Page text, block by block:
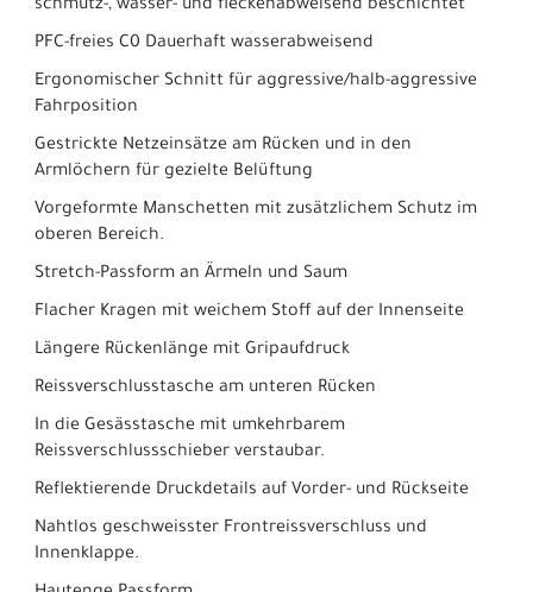
schmutz-, wasser- und fleckenabweisend beschichtet
PFC-freies C0 Dauerhaft wasserabweisend
Ergonomischer Schnitt für aggressive/halb-aggressive
Fahrposition
Gestrickte Netzeinsätze am Rücken und in den
Armlöchern für gezielte Belüftung
Vorgeformte Manschetten mit zusätzlichem Schutz im
oberen Bereich.
Stretch-Passform an Ärmeln und Saum
Flacher Kragen mit weichem Stoff auf der Innenseite
Längere Rückenlänge mit Gripaufdruck
Reissverschlusstasche am unteren Rücken
In die Gesässtasche mit umkehrbarem
Reissverschlussschieber verstaubar.
Reflektierende Druckdetails auf Vorder- und Rückseite
Nahtlos geschweisster Frontreissverschluss und
Innenklappe.